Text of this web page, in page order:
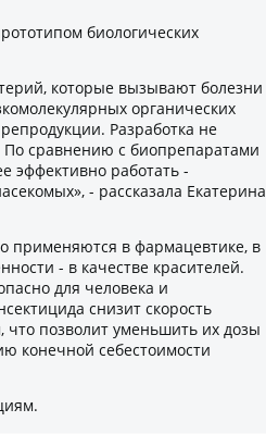
биологических
которые вызывают болезни
органических
Разработка не
сравнению с биопрепаратами
эффективно работать -
- рассказала Екатерина
применяются в фармацевтике, в
- в качестве красителей.
для человека и
снизит скорость
позволит уменьшить их дозы
конечной себестоимости